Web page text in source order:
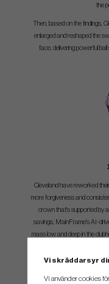
the
Then, based on the findings,
enlarged and reshaped the
face, delivering powerful
Cleveland have reworked
more forgiveness and
crown that's supported by
savings, MainFrame's AI-
mass low and deep in the
Vi skräddarsyr
Vi använder cookies